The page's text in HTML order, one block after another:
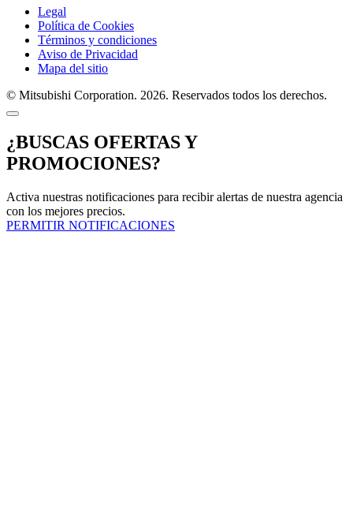
Legal
Política de Cookies
Términos y condiciones
Aviso de Privacidad
Mapa del sitio
© Mitsubishi Corporation. 2026. Reservados todos los derechos.
¿BUSCAS OFERTAS Y
PROMOCIONES?
Activa nuestras notificaciones para recibir alertas de nuestra agencia
con los mejores precios.
PERMITIR NOTIFICACIONES